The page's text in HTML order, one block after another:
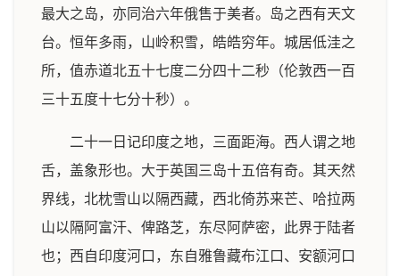
最大之岛，亦同治六年俄售于美者。岛之西有天文
台。恒年多雨，山岭积雪，皓皓穷年。城居低洼之
所，值赤道北五十七度二分四十二秒（伦敦西一百
三十五度十七分十秒）。
二十一日记印度之地，三面距海。西人谓之地
舌，盖象形也。大于英国三岛十五倍有奇。其天然
界线，北枕雪山以隔西藏，西北倚苏来芒、哈拉两
山以隔阿富汗、俾路芝，东尽阿萨密，此界于陆者
也；西自印度河口，东自雅鲁藏布江口、安额河口